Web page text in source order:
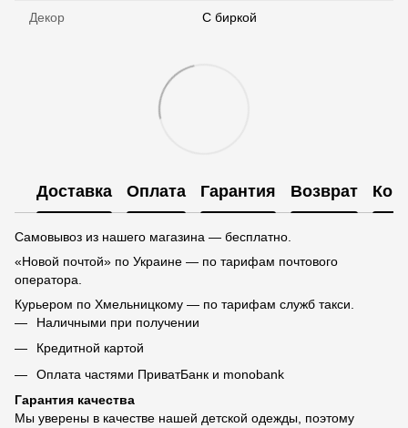
Декор С биркой
Доставка Оплата Гарантия Возврат
Самовывоз из нашего магазина — бесплатно.
«Новой почтой» по Украине — по тарифам почтового
оператора.
Курьером по Хмельницкому — по тарифам служб такси.
Наличными при получении
Кредитной картой
Оплата частями ПриватБанк и monobank
Гарантия качества
Мы уверены в качестве нашей детской одежды, поэтому